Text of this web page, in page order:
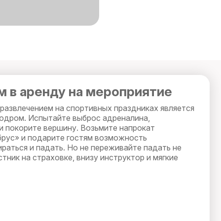
в аренду на мероприятие
на спортивных праздниках является
Испытайте выброс адреналина,
покорите вершину. Возьмите напрокат
и подарите гостям возможность
и падать. Но не переживайте падать не
на страховке, внизу инструктор и мягкие